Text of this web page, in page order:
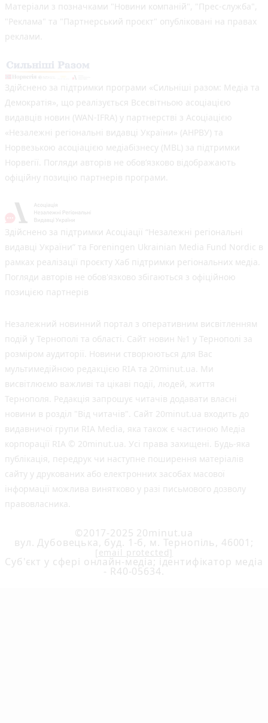
Матеріали з позначками "Новини компаній", "Прес-служба",
"Реклама" та "Партнерський проєкт" опубліковані на правах
реклами.
Здійснено за підтримки програми «Сильніші разом: Медіа та
Демократія», що реалізується Всесвітньою асоціацією
видавців новин (WAN-IFRA) у партнерстві з Асоціацією
«Незалежні регіональні видавці України» (АНРВУ) та
Норвезькою асоціацією медіабізнесу (MBL) за підтримки
Норвегії. Погляди авторів не обов’язково відображають
офіційну позицію партнерів програми.
Здійснено за підтримки Асоціації “Незалежні регіональні
видавці України” та Foreningen Ukrainian Media Fund Nordic в
рамках реалізації проєкту Хаб підтримки регіональних медіа.
Погляди авторів не обов'язково збігаються з офіційною
позицією партнерів
Незалежний новинний портал з оперативним висвітленням
подій у Тернополі та області. Сайт новин №1 у Тернополі за
розміром аудиторії. Новини створюються для Вас
мультимедійною редакцією RIA та 20minut.ua. Ми
висвітлюємо важливі та цікаві події, людей, життя
Тернополя. Редакція запрошує читачів додавати власні
новини в розділ "Від читачів". Сайт 20minut.ua входить до
видавничої групи RIA Media, яка також є частиною Медіа
корпорації RIA © 20minut.ua. Усі права захищені. Будь-яка
публiкацiя, передрук чи наступне поширення матеріалів
сайту у друкованих або електронних засобах масової
інформації можлива винятково у разі письмового дозволу
правовласника.
©2017-2025 20minut.ua
вул. Дубовецька, буд. 1-б, м. Тернопіль, 46001;
[email protected]
Cуб'єкт у сфері онлайн-медіа; ідентифікатор медіа
- R40-05634.